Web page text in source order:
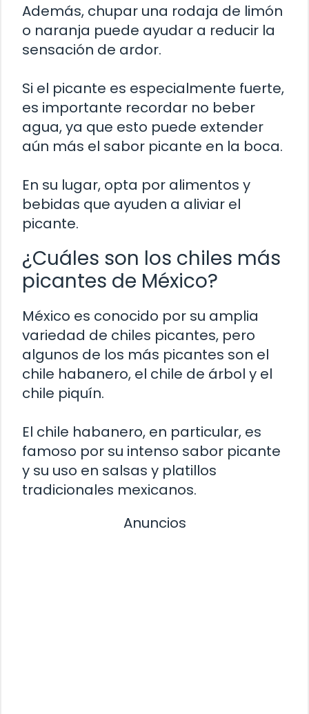
Además, chupar una rodaja de limón
o naranja puede ayudar a reducir la
sensación de ardor.
Si el picante es especialmente fuerte,
es importante recordar no beber
agua, ya que esto puede extender
aún más el sabor picante en la boca.
En su lugar, opta por alimentos y
bebidas que ayuden a aliviar el
picante.
¿Cuáles son los chiles más
picantes de México?
México es conocido por su amplia
variedad de chiles picantes, pero
algunos de los más picantes son el
chile habanero, el chile de árbol y el
chile piquín.
El chile habanero, en particular, es
famoso por su intenso sabor picante
y su uso en salsas y platillos
tradicionales mexicanos.
Anuncios